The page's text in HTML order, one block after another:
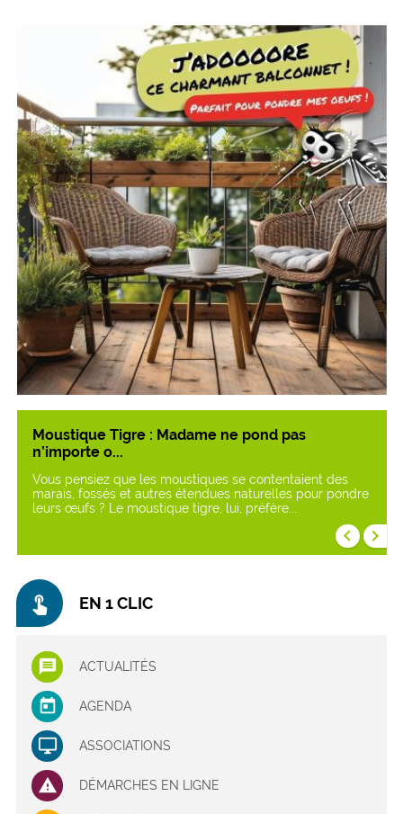
Moustique Tigre : Madame ne pond pas
n’importe o...
Vous pensiez que les moustiques se contentaient des
marais, fossés et autres étendues naturelles pour pondre
leurs œufs ? Le moustique tigre, lui, préfère...
keyboard_arrow_left keyboard_arrow_right
touch_app EN 1 CLIC
ACTUALITÉS
AGENDA
ASSOCIATIONS
DÉMARCHES EN LIGNE